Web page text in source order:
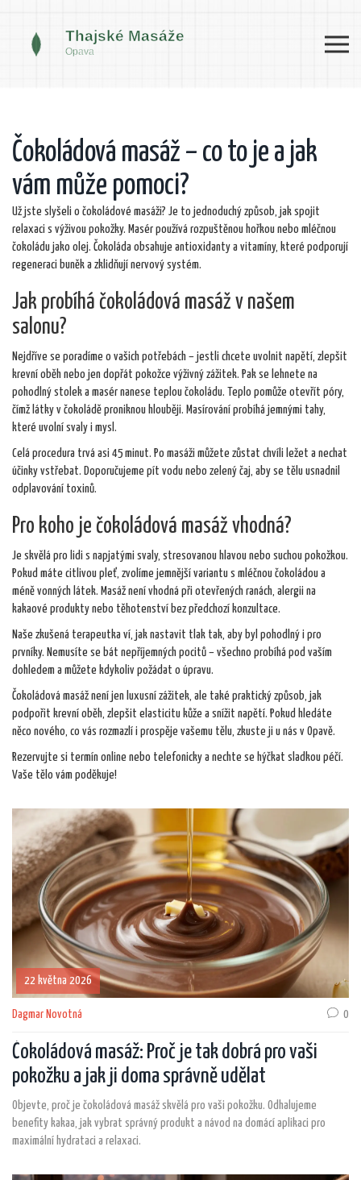
Čokoládová masáž – co to je a jak
vám může pomoci?
Už jste slyšeli o čokoládové masáži? Je to jednoduchý způsob, jak spojit
relaxaci s výživou pokožky. Masér používá rozpuštěnou hořkou nebo mléčnou
čokoládu jako olej. Čokoláda obsahuje antioxidanty a vitamíny, které podporují
regeneraci buněk a zklidňují nervový systém.
Jak probíhá čokoládová masáž v našem
salonu?
Nejdříve se poradíme o vašich potřebách – jestli chcete uvolnit napětí, zlepšit
krevní oběh nebo jen dopřát pokožce výživný zážitek. Pak se lehnete na
pohodlný stolek a masér nanese teplou čokoládu. Teplo pomůže otevřít póry,
čímž látky v čokoládě proniknou hlouběji. Masírování probíhá jemnými tahy,
které uvolní svaly i mysl.
Celá procedura trvá asi 45 minut. Po masáži můžete zůstat chvíli ležet a nechat
účinky vstřebat. Doporučujeme pít vodu nebo zelený čaj, aby se tělu usnadnil
odplavování toxinů.
Pro koho je čokoládová masáž vhodná?
Je skvělá pro lidi s napjatými svaly, stresovanou hlavou nebo suchou pokožkou.
Pokud máte citlivou pleť, zvolíme jemnější variantu s mléčnou čokoládou a
méně vonných látek. Masáž není vhodná při otevřených ranách, alergii na
kakaové produkty nebo těhotenství bez předchozí konzultace.
Naše zkušená terapeutka ví, jak nastavit tlak tak, aby byl pohodlný i pro
prvníky. Nemusíte se bát nepříjemných pocitů – všechno probíhá pod vaším
dohledem a můžete kdykoliv požádat o úpravu.
Čokoládová masáž není jen luxusní zážitek, ale také praktický způsob, jak
podpořit krevní oběh, zlepšit elasticitu kůže a snížit napětí. Pokud hledáte
něco nového, co vás rozmazlí i prospěje vašemu tělu, zkuste ji u nás v Opavě.
Rezervujte si termín online nebo telefonicky a nechte se hýčkat sladkou péčí.
Vaše tělo vám poděkuje!
22 května 2026
Dagmar Novotná 0
Čokoládová masáž: Proč je tak dobrá pro vaši
pokožku a jak ji doma správně udělat
Objevte, proč je čokoládová masáž skvělá pro vaši pokožku. Odhalujeme
benefity kakaa, jak vybrat správný produkt a návod na domácí aplikaci pro
maximální hydrataci a relaxaci.